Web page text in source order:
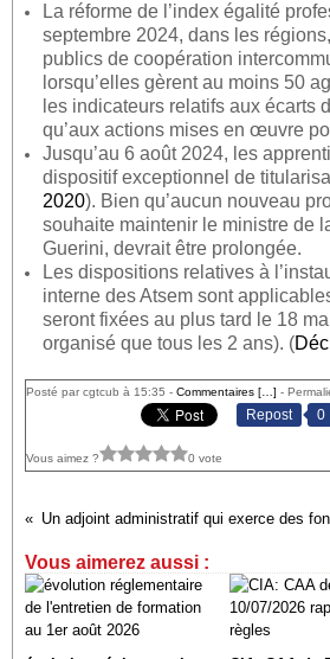
La réforme de l’index égalité
septembre 2024, dans les
publics de coopération
lorsqu’elles gèrent au moins 50
les indicateurs relatifs aux écarts
qu’aux actions mises en œuvre
Jusqu’au 6 août 2024, les
dispositif exceptionnel de
2020). Bien qu’aucun nouveau
souhaite maintenir le ministre de
Guerini, devrait être prolongée.
Les dispositions relatives à
interne des Atsem sont
seront fixées au plus tard le 18
organisé que tous les 2 ans). (
Posté par cgtcub à 15:35 - Commentaires [ ] -
Repost 0
Vous aimez ? 0 vote
Vous aimerez aussi :